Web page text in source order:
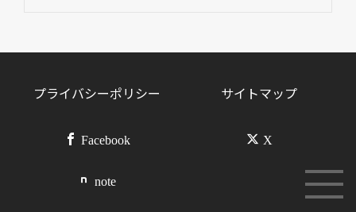
プライバシーポリシー サイトマップ
Facebook X
note